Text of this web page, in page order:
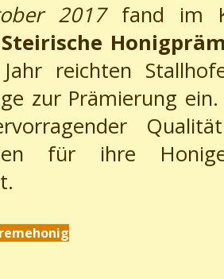
2017fand im
Steirische
reichten
zur Prämierung
für ihre